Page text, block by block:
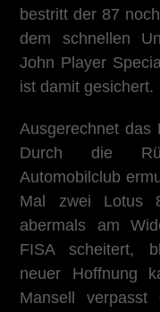
bestritt der 87
dem schnellen
John Player
ist damit gesichert.
Ausgerechnet das
Durch die
Automobilclub
Mal zwei Lotus
abermals am
FISA scheitert,
neuer Hoffnung
Mansell verpasst